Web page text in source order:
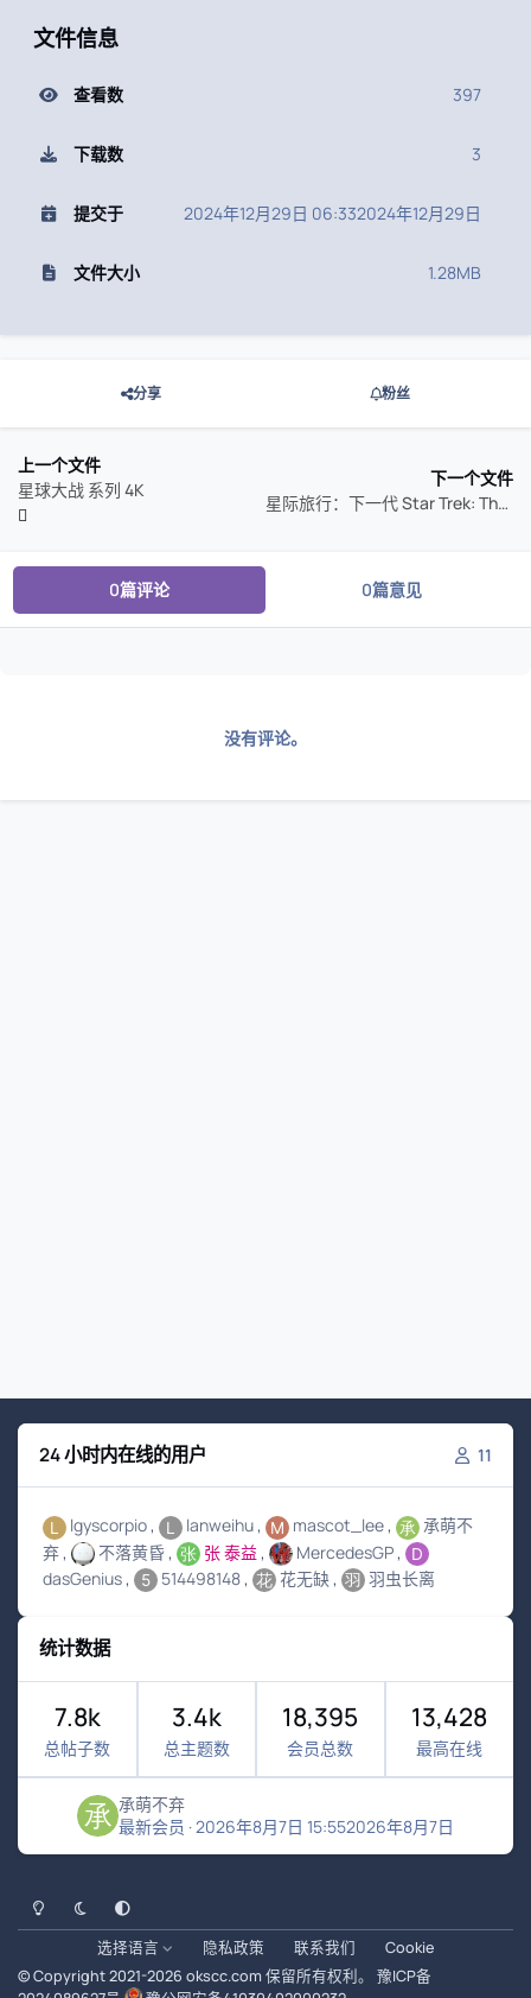
文件信息
查看数 397
下载数 3
提交于 2024年12月29日 06:332024年12月29日
文件大小 1.28MB
分享 粉丝
上一个文件
星球大战 系列 4K
下一个文件
星际旅行：下一代 Star Trek: The Next Generation
0篇评论 0篇意见
没有评论。
24 小时内在线的用户 11
lgyscorpio lanweihu mascot_lee
承萌不
弃
不落黄昏 张 泰益
MercedesGP
dasGenius
514498148 花无缺 羽虫长离
统计数据
7.8k
总帖子数
3.4k
总主题数
18,395
会员总数
13,428
最高在线
承萌不弃
最新会员 ·2026年8月7日 15:552026年8月7日
浅色模式黑暗模式系统偏好
选择语言 隐私政策 联系我们
Cookie
© Copyright 2021-2026 okscc.com 保留所有权利。 豫ICP备